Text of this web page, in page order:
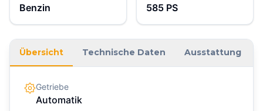
Benzin 585 PS
Übersicht Technische Daten Ausstattung
Getriebe
Automatik